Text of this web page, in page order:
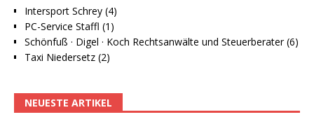
Intersport Schrey (4)
PC-Service Staffl (1)
Schönfuß · Digel · Koch Rechtsanwälte und Steuerberater (6)
Taxi Niedersetz (2)
NEUESTE ARTIKEL